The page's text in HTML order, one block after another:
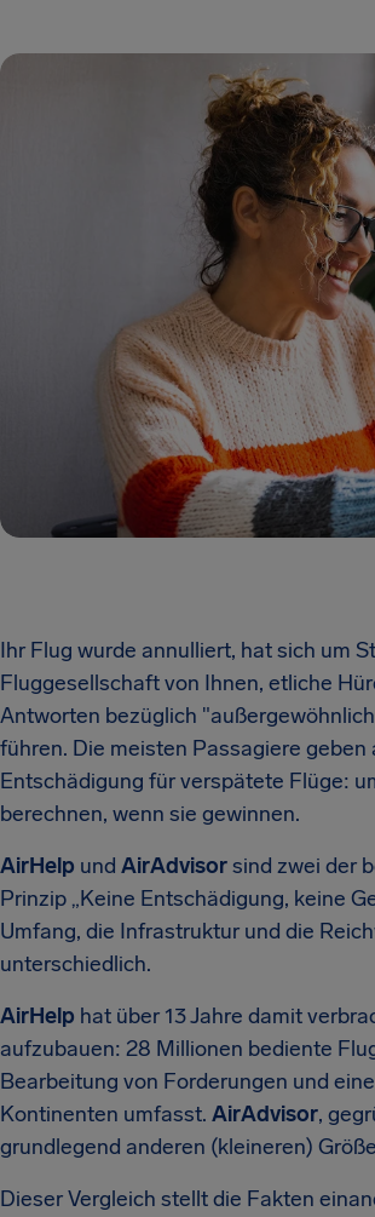
Ihr Flug wurde annulliert, hat sich um
Fluggesellschaft von Ihnen, etliche
Antworten bezüglich
führen. Die meisten Passagiere
Entschädigung für verspätete Flüge:
berechnen, wenn sie gewinnen.
AirHelp und AirAdvisorsind zwei der
Prinzip „Keine Entschädigung, keine
Umfang, die Infrastruktur und die
unterschiedlich.
AirHelp hat über 13 Jahre damit
aufzubauen: 28 Millionen bediente
Bearbeitung von Forderungen und
Kontinenten umfasst. AirAdvisor,
grundlegend anderen (kleineren)
Dieser Vergleich stellt die Fakten